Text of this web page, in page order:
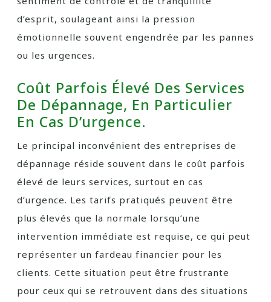
d’esprit, soulageant ainsi la pression
émotionnelle souvent engendrée par les pannes
ou les urgences.
Coût Parfois Élevé Des Services
De Dépannage, En Particulier
En Cas D’urgence.
Le principal inconvénient des entreprises de
dépannage réside souvent dans le coût parfois
élevé de leurs services, surtout en cas
d’urgence. Les tarifs pratiqués peuvent être
plus élevés que la normale lorsqu’une
intervention immédiate est requise, ce qui peut
représenter un fardeau financier pour les
clients. Cette situation peut être frustrante
pour ceux qui se retrouvent dans des situations